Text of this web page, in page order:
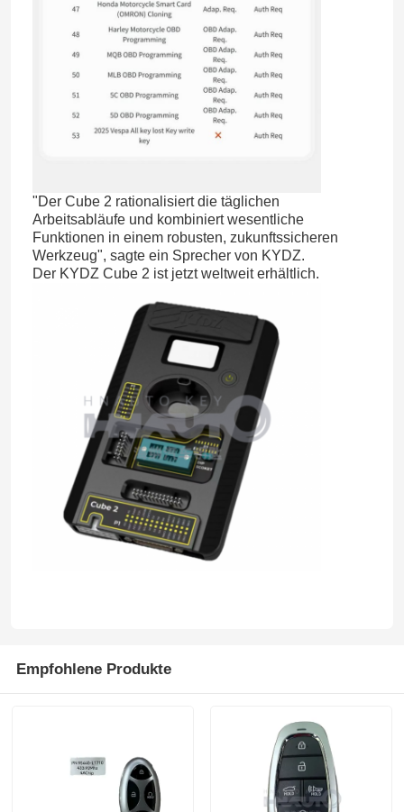
"Der Cube 2 rationalisiert die täglichen
Arbeitsabläufe und kombiniert wesentliche
Funktionen in einem robusten, zukunftssicheren
Werkzeug", sagte ein Sprecher von KYDZ.
Der KYDZ Cube 2 ist jetzt weltweit erhältlich.
Empfohlene Produkte